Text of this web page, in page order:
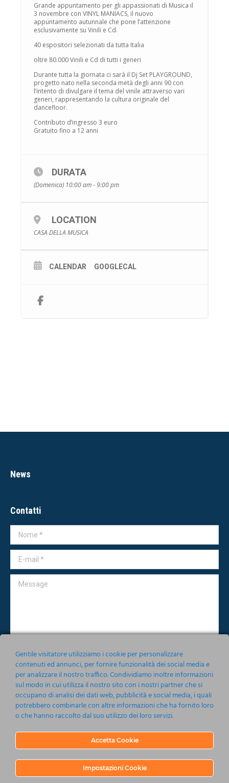
Grande appuntamento per gli appassionati di Musica il
3 novembre con VINYL MANIACS, il nuovo
appuntamento autunnale che pone l’attenzione
esclusivamente su Vinili e Cd.
40 espositori selezionati da tutta Italia
oltre 80.000 Vinili e Cd di tutti i generi
Durante tutta la giornata ci sarà il Dj Set PLAYGROUND,
progetto nato nella seconda metà degli anni 90 con
l’intento di divulgare il tema del vinile attraverso vari
generi, rappresentando la cultura originale del
dancefloor.
Contributo d’ingresso 3 euro
Gratuito fino a 12 anni
DURATA
(Domenica) 10:00 am - 9:00 pm
LOCATION
CASA DELLA MUSICA
CALENDAR GOOGLECAL
News
Contatti
Nome *
E-mail *
Message
Accetto le condizioni relative alla norma sullaPrivacy
Invia
Gentile visitatore utilizziamo i cookie per personalizzare
contenuti ed annunci, per fornire funzionalità dei social media e
per analizzare il nostro traffico. Condividiamo inoltre informazioni
sul modo in cui utilizza il nostro sito con i nostri partner che si
occupano di analisi dei dati web, pubblicità e social media, i quali
potrebbero combinarle con altre informazioni che ha fornito loro
o che hanno raccolto dal suo utilizzo dei loro servizi.
Accetta Cookie
Impostazioni Cookie